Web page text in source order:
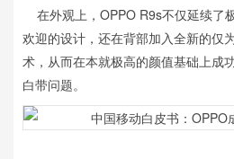
在外观上，OPPO R9s不仅延续了
欢迎的设计，还在背部加入全新的仅
术，从而在本就极高的颜值基础上成
白带问题。